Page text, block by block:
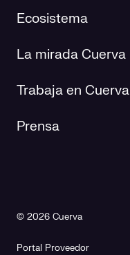
Ecosistema
La mirada Cuerva
Trabaja en Cuerva
Prensa
© 2026 Cuerva
Portal Proveedor